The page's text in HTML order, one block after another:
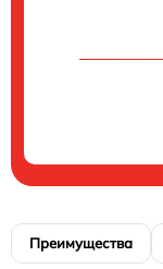
Преимущества